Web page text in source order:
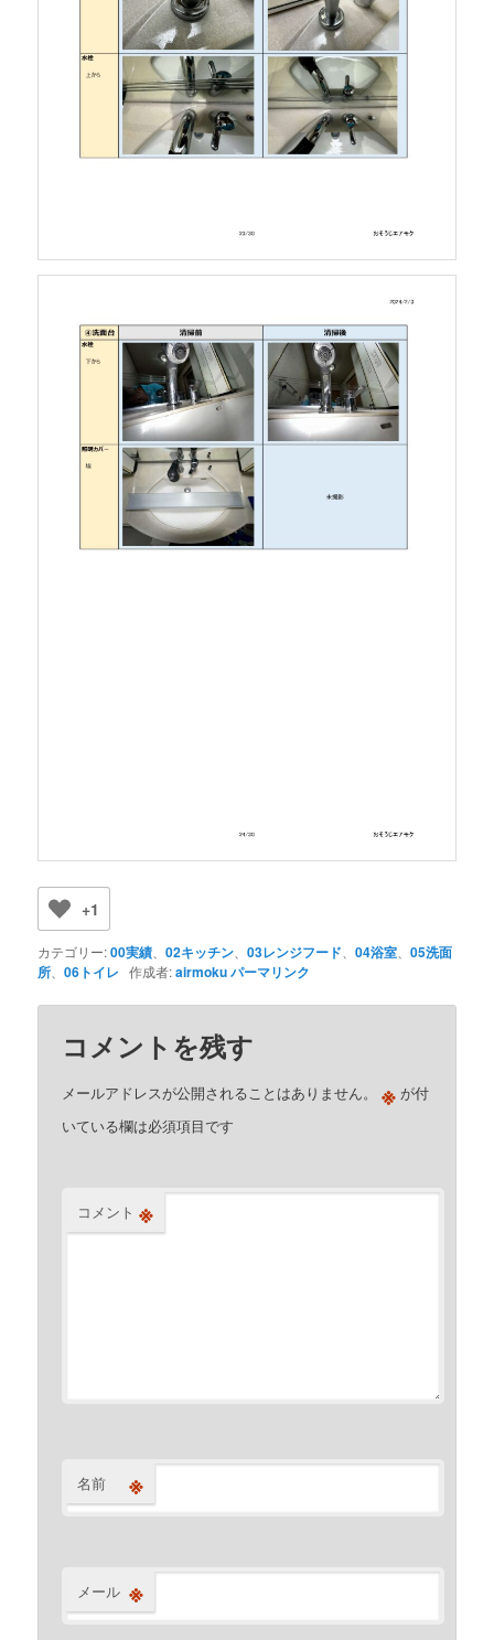
+1
カテゴリー:00実績 、02キッチン 、03レンジフード 、04浴室 、05洗面
所 、06トイレ 作成者:airmokuパーマリンク
コメントを残す
メールアドレスが公開されることはありません。 ※ が付
いている欄は必須項目です
コメント ※
名前 ※
メール ※